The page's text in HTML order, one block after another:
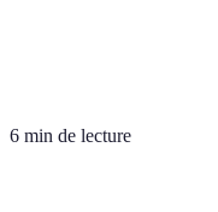
6 min de lecture